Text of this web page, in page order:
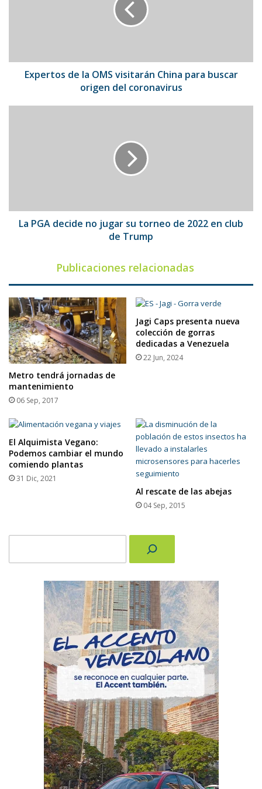
origen
Expertos de la OMS visitarán China para buscar
origen del coronavirus
2022
La PGA decide no jugar su torneo de 2022 en club
de Trump
Publicaciones relacionadas
Metro tendrá jornadas de
mantenimiento
06 Sep, 2017
Jagi Caps presenta nueva
colección de gorras
dedicadas a Venezuela
22 Jun, 2024
El Alquimista Vegano:
Podemos cambiar el mundo
comiendo plantas
31 Dic, 2021
Al rescate de las abejas
04 Sep, 2015